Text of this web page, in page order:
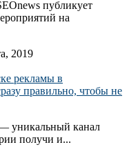
публикует
на
2019
рекламы в
правильно, чтобы не
уникальный канал
получи и...